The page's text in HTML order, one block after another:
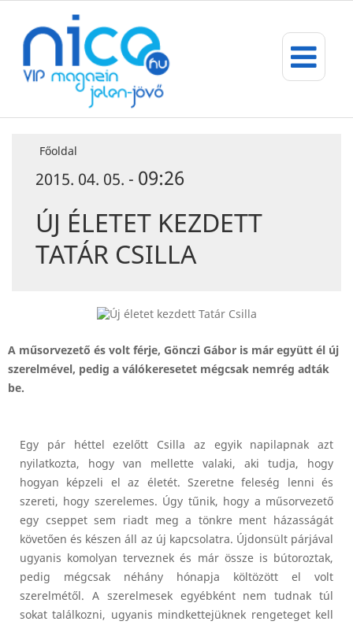
Főoldal
2015. 04. 05. - 09:26
ÚJ ÉLETET KEZDETT
TATÁR CSILLA
A műsorvezető és volt férje, Gönczi Gábor is már együtt él új
szerelmével, pedig a válókeresetet mégcsak nemrég adták
be.
Egy pár héttel ezelőtt Csilla az egyik napilapnak azt
nyilatkozta, hogy van mellette valaki, aki tudja, hogy
hogyan képzeli el az életét. Szeretne feleség lenni és
szereti, hogy szerelemes. Úgy tűnik, hogy a műsorvezető
egy cseppet sem riadt meg a tönkre ment házasságát
követően és készen áll az új kapcsolatra. Újdonsült párjával
ugyanis komolyan terveznek és már össze is bútoroztak,
pedig mégcsak néhány hónapja költözött el volt
szerelmétől. A szerelmesek egyébként nem tudnak túl
sokat találkozni, ugyanis mindkettejüknek rengeteget kell